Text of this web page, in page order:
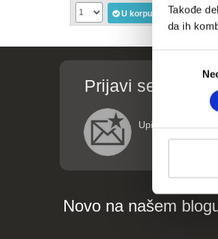
Takođe
da ih
сагласности
U korpu
Prijavi se za
Upišite vaše
Novo na našem